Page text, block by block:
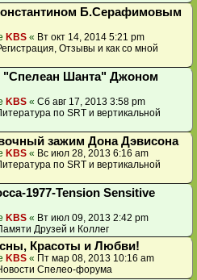
Б.Серафимовым
KBS « Вт окт 14, 2014 5:21 pm
Отзывы и как со мной
"Спелеан Шанта" Джоном
KBS « Сб авг 17, 2013 3:58 pm
по SRT и вертикальной
зажим Дона Дэвисона
KBS « Вс июл 28, 2013 6:16 am
по SRT и вертикальной
1977-Tension Sensitive
KBS « Вт июл 09, 2013 2:42 pm
Друзей и Коллег
Красоты и Любви!
KBS « Пт мар 08, 2013 10:16 am
Спелео-форума